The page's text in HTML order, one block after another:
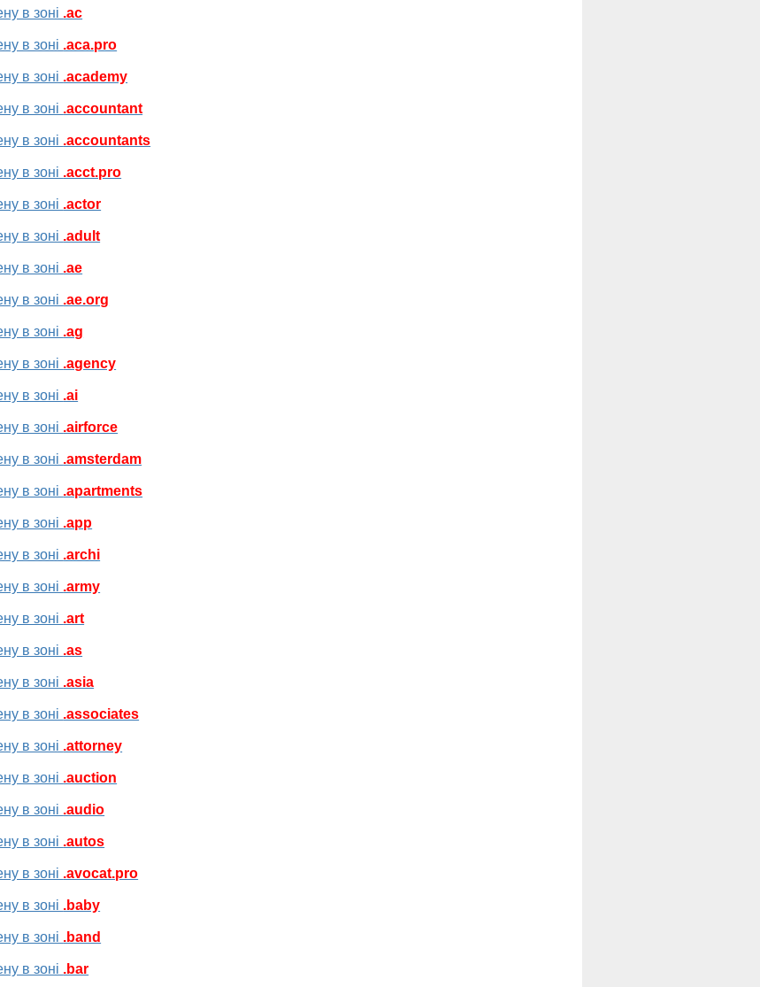
в зоні .ac
в зоні .aca.pro
в зоні .academy
в зоні .accountant
в зоні .accountants
в зоні .acct.pro
в зоні .actor
в зоні .adult
в зоні .ae
в зоні .ae.org
в зоні .ag
в зоні .agency
в зоні .ai
в зоні .airforce
в зоні .amsterdam
в зоні .apartments
в зоні .app
в зоні .archi
в зоні .army
в зоні .art
в зоні .as
в зоні .asia
в зоні .associates
в зоні .attorney
в зоні .auction
в зоні .audio
в зоні .autos
в зоні .avocat.pro
в зоні .baby
в зоні .band
в зоні .bar